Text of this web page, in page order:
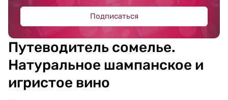
Подписаться
Путеводитель сомелье.
Натуральное шампанское и
игристое вино